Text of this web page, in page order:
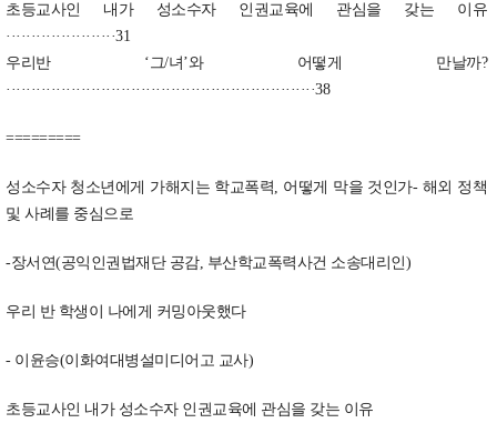
초등교사인 내가 성소수자 인권교육에 관심을 갖는 이유
······················31
우리반 ‘그/녀’와 어떻게 만날까?
······························································38
=========
성소수자 청소년에게 가해지는 학교폭력, 어떻게 막을 것인가- 해외 정책
및 사례를 중심으로
-장서연(공익인권법재단 공감, 부산학교폭력사건 소송대리인)
우리 반 학생이 나에게 커밍아웃했다
- 이윤승(이화여대병설미디어고 교사)
초등교사인 내가 성소수자 인권교육에 관심을 갖는 이유